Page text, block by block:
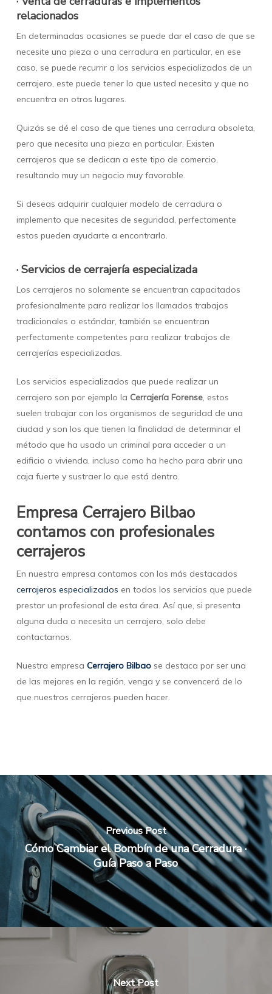
relacionados
En determinadas ocasiones se puede dar el caso de que se
necesite una pieza o una cerradura en particular, en ese
caso, se puede recurrir a los servicios especializados de un
cerrajero, este puede tener lo que usted necesita y que no
encuentra en otros lugares.
Quizás se dé el caso de que tienes una cerradura obsoleta,
pero que necesita una pieza en particular. Existen
cerrajeros que se dedican a este tipo de comercio,
resultando muy un negocio muy favorable.
Si deseas adquirir cualquier modelo de cerradura o
implemento que necesites de seguridad, perfectamente
estos pueden ayudarte a encontrarlo.
· Servicios de cerrajería especializada
Los cerrajeros no solamente se encuentran capacitados
profesionalmente para realizar los llamados trabajos
tradicionales o estándar, también se encuentran
perfectamente competentes para realizar trabajos de
cerrajerías especializadas.
Los servicios especializados que puede realizar un
cerrajero son por ejemplo la Cerrajería Forense, estos
suelen trabajar con los organismos de seguridad de una
ciudad y son los que tienen la finalidad de determinar el
método que ha usado un criminal para acceder a un
edificio o vivienda, incluso como ha hecho para abrir una
caja fuerte y sustraer lo que está dentro.
Empresa Cerrajero Bilbao
contamos con profesionales
cerrajeros
En nuestra empresa contamos con los más destacados
cerrajeros especializados en todos los servicios que puede
prestar un profesional de esta área. Así que, si presenta
alguna duda o necesita un cerrajero, solo debe
contactarnos.
Nuestra empresa Cerrajero Bilbao se destaca por ser una
de las mejores en la región, venga y se convencerá de lo
que nuestros cerrajeros pueden hacer.
Previous Post
Cómo Cambiar el Bombín de una Cerradura ·
Guía Paso a Paso
Next Post